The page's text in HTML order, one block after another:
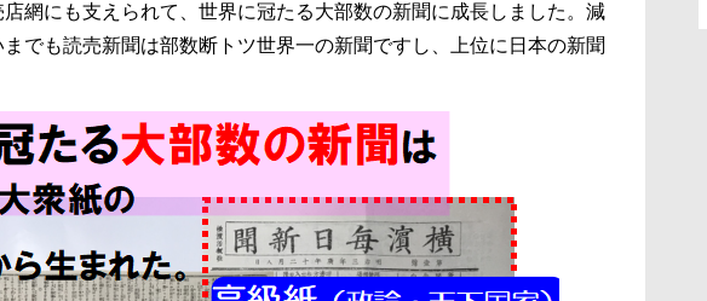
網にも支えられて、世界に冠たる大部数の新聞に成長しました。減
でも読売新聞は部数断トツ世界一の新聞ですし、上位に日本の新聞